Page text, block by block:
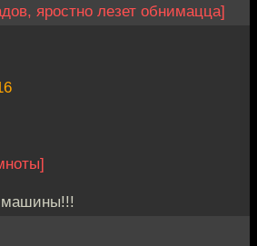
яростно лезет обнимацца]
машины!!!